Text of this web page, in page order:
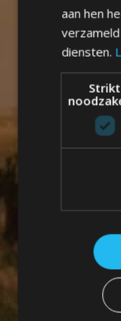
aan hen
diensten.
Strikt